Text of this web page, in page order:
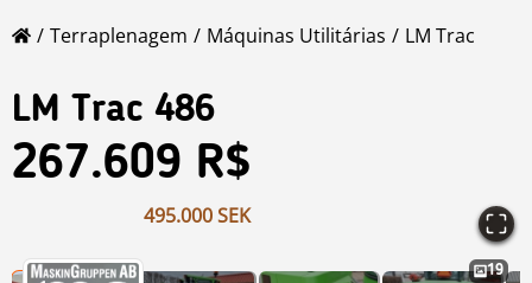
Terraplenagem Máquinas Utilitárias LM Trac
LM Trac 486
267.609 R$
495.000 SEK
19